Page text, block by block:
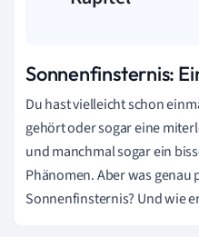
Sonnenfinsternis:
Du hast vielleicht schon
gehört oder sogar eine
und manchmal sogar ein
Phänomen. Aber was
Sonnenfinsternis? Und wie